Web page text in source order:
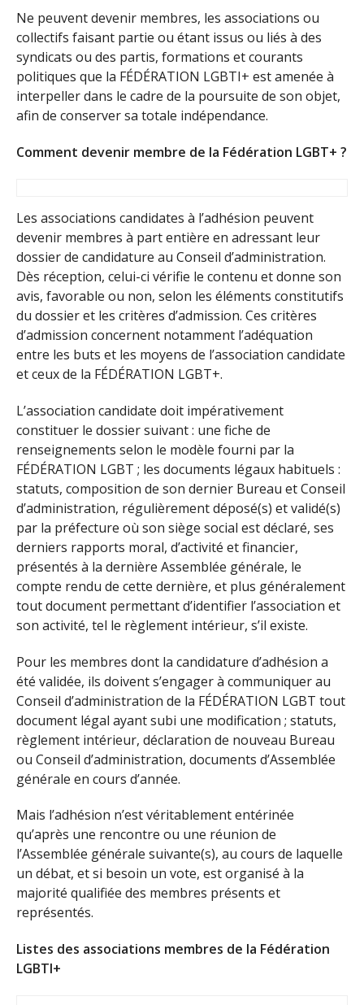
Ne peuvent devenir membres, les associations ou
collectifs faisant partie ou étant issus ou liés à des
syndicats ou des partis, formations et courants
politiques que la FÉDÉRATION LGBTI+ est amenée à
interpeller dans le cadre de la poursuite de son objet,
afin de conserver sa totale indépendance.
Comment devenir membre de la Fédération LGBT+ ?
Les associations candidates à l’adhésion peuvent
devenir membres à part entière en adressant leur
dossier de candidature au Conseil d’administration.
Dès réception, celui-ci vérifie le contenu et donne son
avis, favorable ou non, selon les éléments constitutifs
du dossier et les critères d’admission. Ces critères
d’admission concernent notamment l’adéquation
entre les buts et les moyens de l’association candidate
et ceux de la FÉDÉRATION LGBT+.
L’association candidate doit impérativement
constituer le dossier suivant : une fiche de
renseignements selon le modèle fourni par la
FÉDÉRATION LGBT ; les documents légaux habituels :
statuts, composition de son dernier Bureau et Conseil
d’administration, régulièrement déposé(s) et validé(s)
par la préfecture où son siège social est déclaré, ses
derniers rapports moral, d’activité et financier,
présentés à la dernière Assemblée générale, le
compte rendu de cette dernière, et plus généralement
tout document permettant d’identifier l’association et
son activité, tel le règlement intérieur, s’il existe.
Pour les membres dont la candidature d’adhésion a
été validée, ils doivent s’engager à communiquer au
Conseil d’administration de la FÉDÉRATION LGBT tout
document légal ayant subi une modification ; statuts,
règlement intérieur, déclaration de nouveau Bureau
ou Conseil d’administration, documents d’Assemblée
générale en cours d’année.
Mais l’adhésion n’est véritablement entérinée
qu’après une rencontre ou une réunion de
l’Assemblée générale suivante(s), au cours de laquelle
un débat, et si besoin un vote, est organisé à la
majorité qualifiée des membres présents et
représentés.
Listes des associations membres de la Fédération
LGBTI+